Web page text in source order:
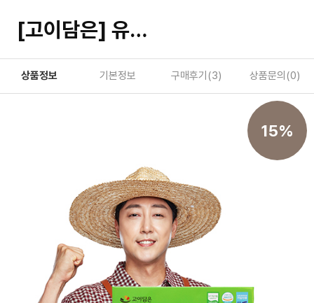
[고이담은] 유기농 양배추만100 70ml x 30포
상품정보 기본정보 구매후기(3) 상품문의(0)
15%